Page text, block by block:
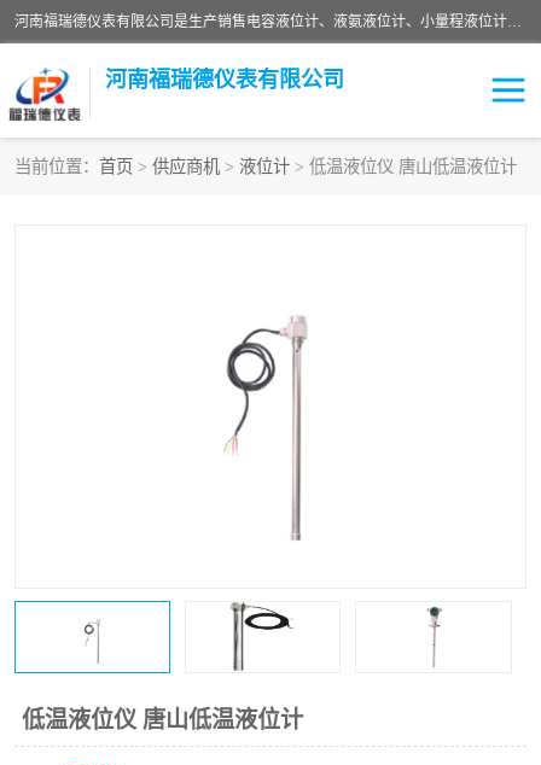
河南福瑞德仪表有限公司是生产销售电容液位计、液氨液位计、小量程液位计定制、智能锅炉水位计、液氮液位计等；并在产品开发、研制的过程中，吸取国内外仪器仪表的技术精华，建立了一支高、精、尖的科研开发队伍，使产品性能不断升级。
河南福瑞德仪表有限公司
当前位置： 首页 > 供应商机 > 液位计 > 低温液位仪 唐山低温液位计
低温液位仪 唐山低温液位计
液氮液位计
液位计传感器定制
智能锅炉水位计